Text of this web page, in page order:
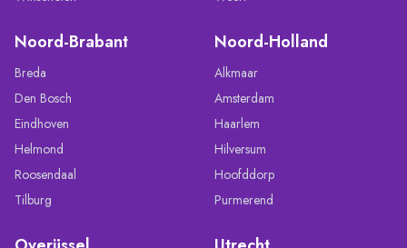
Noord-Brabant
Breda
Den Bosch
Eindhoven
Helmond
Roosendaal
Tilburg
Noord-Holland
Alkmaar
Amsterdam
Haarlem
Hilversum
Hoofddorp
Purmerend